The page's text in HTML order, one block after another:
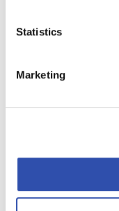
Statistics
Marketing